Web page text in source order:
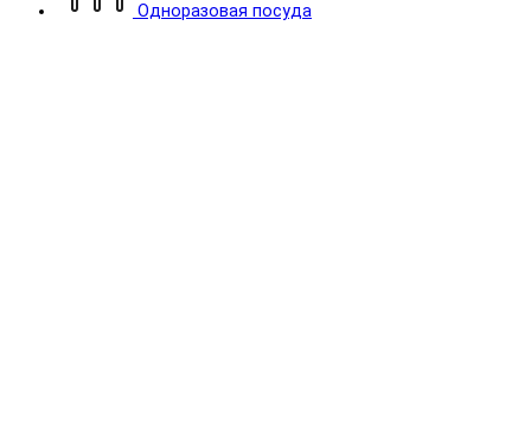
Одноразовая посуда